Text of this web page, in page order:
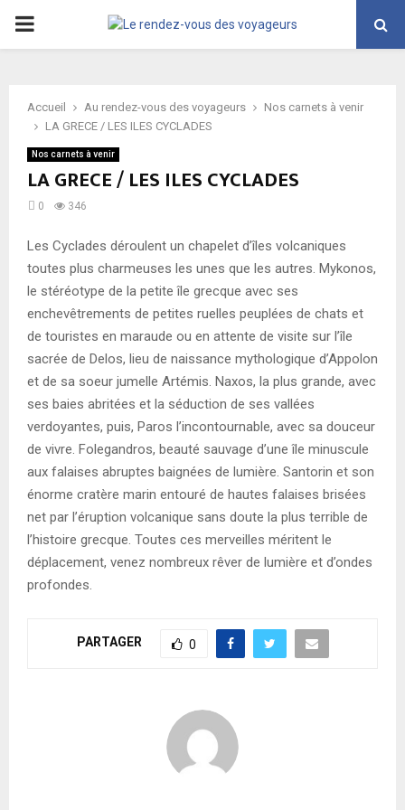
PRIMARY
Accueil Au rendez-vous des voyageurs
Nos carnets à venir
LA GRECE / LES ILES CYCLADES
Nos carnets à venir
LA GRECE / LES ILES CYCLADES
0 346
Les Cyclades déroulent un chapelet d’îles volcaniques
toutes plus charmeuses les unes que les autres. Mykonos,
le stéréotype de la petite île grecque avec ses
enchevêtrements de petites ruelles peuplées de chats et
de touristes en maraude ou en attente de visite sur l’île
sacrée de Delos, lieu de naissance mythologique d’Appolon
et de sa soeur jumelle Artémis. Naxos, la plus grande, avec
ses baies abritées et la séduction de ses vallées
verdoyantes, puis, Paros l’incontournable, avec sa douceur
de vivre. Folegandros, beauté sauvage d’une île minuscule
aux falaises abruptes baignées de lumière. Santorin et son
énorme cratère marin entouré de hautes falaises brisées
net par l’éruption volcanique sans doute la plus terrible de
l’histoire grecque. Toutes ces merveilles méritent le
déplacement, venez nombreux rêver de lumière et d’ondes
profondes.
PARTAGER 0